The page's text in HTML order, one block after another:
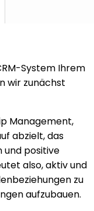
System Ihrem
wir zunächst
Management,
abzielt, das
und positive
also, aktiv und
zu
aufzubauen.